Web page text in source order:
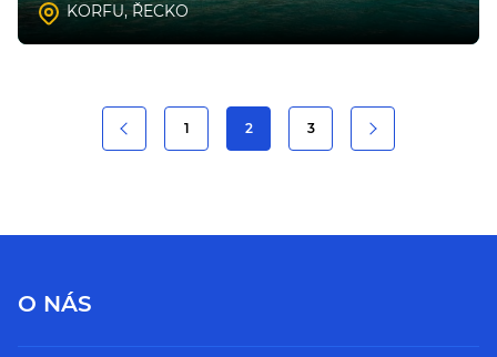
KORFU,ŘECKO
1 2 3
O NÁS